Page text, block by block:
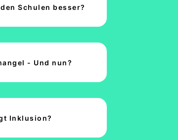
Schulen besser?
- Und nun?
Inklusion?